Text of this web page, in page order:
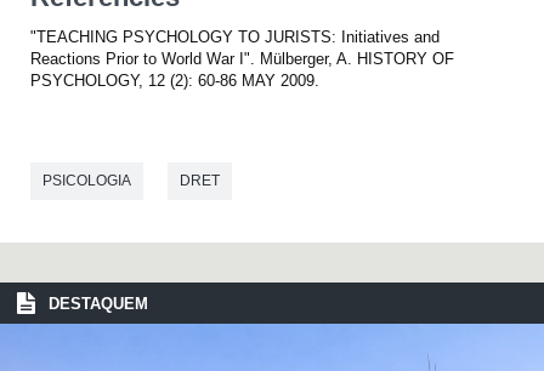
"TEACHING PSYCHOLOGY TO JURISTS: Initiatives and
Reactions Prior to World War I". Mülberger, A. HISTORY OF
PSYCHOLOGY, 12 (2): 60-86 MAY 2009.
PSICOLOGIA DRET
DESTAQUEM